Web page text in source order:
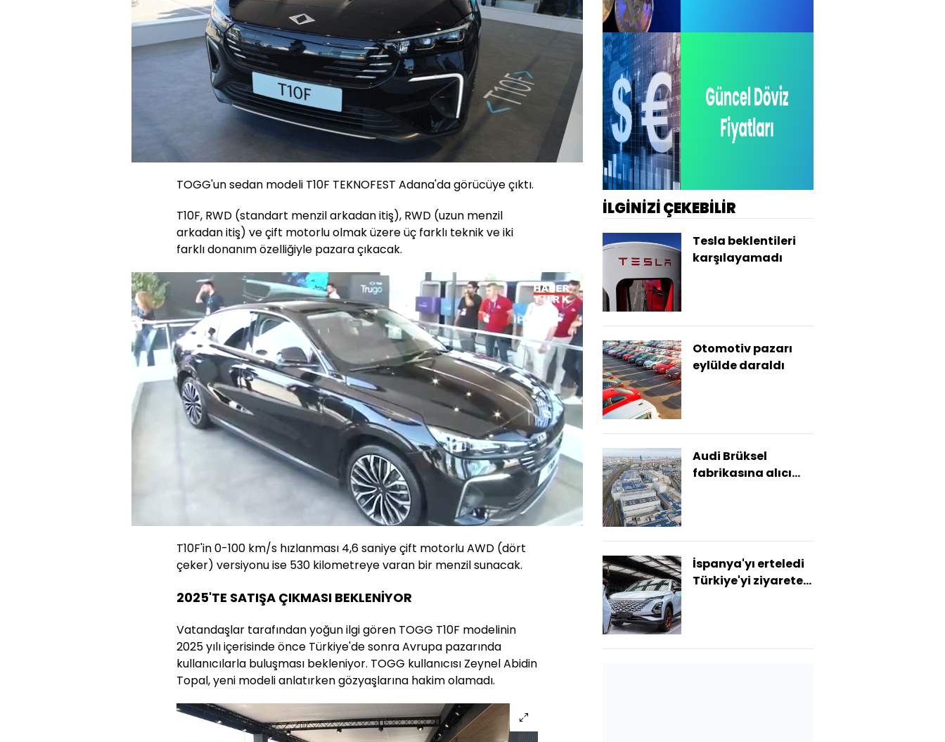
TOGG'un sedan modeli T10F TEKNOFEST Adana'da görücüye çıktı.
T10F, RWD (standart menzil arkadan itiş), RWD (uzun menzil
arkadan itiş) ve çift motorlu olmak üzere üç farklı teknik ve iki
farklı donanım özelliğiyle pazara çıkacak.
720
Oynatma
Hızı
T10F'in 0-100 km/s hızlanması 4,6 saniye çift motorlu AWD (dört
çeker) versiyonu ise 530 kilometreye varan bir menzil sunacak.
2025'TE SATIŞA ÇIKMASI BEKLENİYOR
Vatandaşlar tarafından yoğun ilgi gören TOGG T10F modelinin
2025 yılı içerisinde önce Türkiye'de sonra Avrupa pazarında
kullanıcılarla buluşması bekleniyor. TOGG kullanıcısı Zeynel Abidin
Topal, yeni modeli anlatırken gözyaşlarına hakim olamadı.
İLGİNİZİ ÇEKEBİLİR
Tesla beklentileri
karşılayamadı
Otomotiv pazarı
eylülde daraldı
Audi Brüksel
fabrikasına alıcı
İspanya'yı erteledi
Türkiye'yi ziyarete